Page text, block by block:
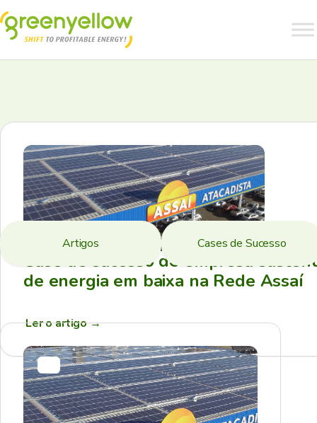
Case de sucesso de empresa
de energia em baixa na Rede Assaí
Ler o artigo→
Artigos Cases de Sucesso